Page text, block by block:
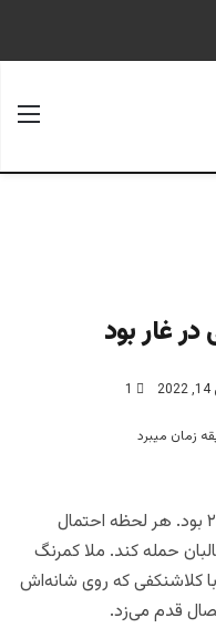
غار بود
1
روزهای آخر حکومت طالبان در سال ۲۰۰۱ بود. هر لحظه احتمال
حمله کند. ملا کمرنگ
کلاشنکفی که روی شانه‌اش
قدم می‌زد.